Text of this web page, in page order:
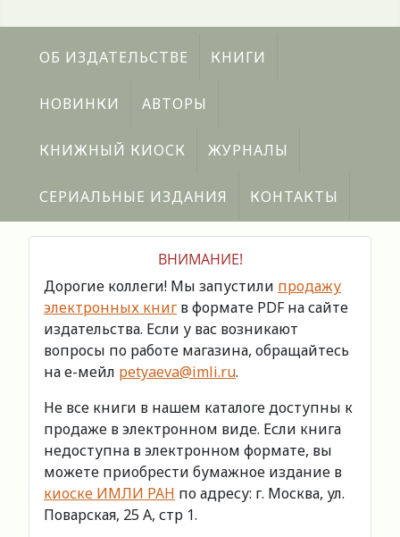
ОБ ИЗДАТЕЛЬСТВЕ КНИГИ
НОВИНКИ АВТОРЫ
КНИЖНЫЙ КИОСК ЖУРНАЛЫ
СЕРИАЛЬНЫЕ ИЗДАНИЯ КОНТАКТЫ
ВНИМАНИЕ!
Дорогие коллеги! Мы запустили продажу
электронных книг в формате PDF на сайте
издательства. Если у вас возникают
вопросы по работе магазина, обращайтесь
на е-мейл petyaeva@imli.ru.
Не все книги в нашем каталоге доступны к
продаже в электронном виде. Если книга
недоступна в электронном формате, вы
можете приобрести бумажное издание в
киоске ИМЛИ РАН по адресу: г. Москва, ул.
Поварская, 25 А, стр 1.